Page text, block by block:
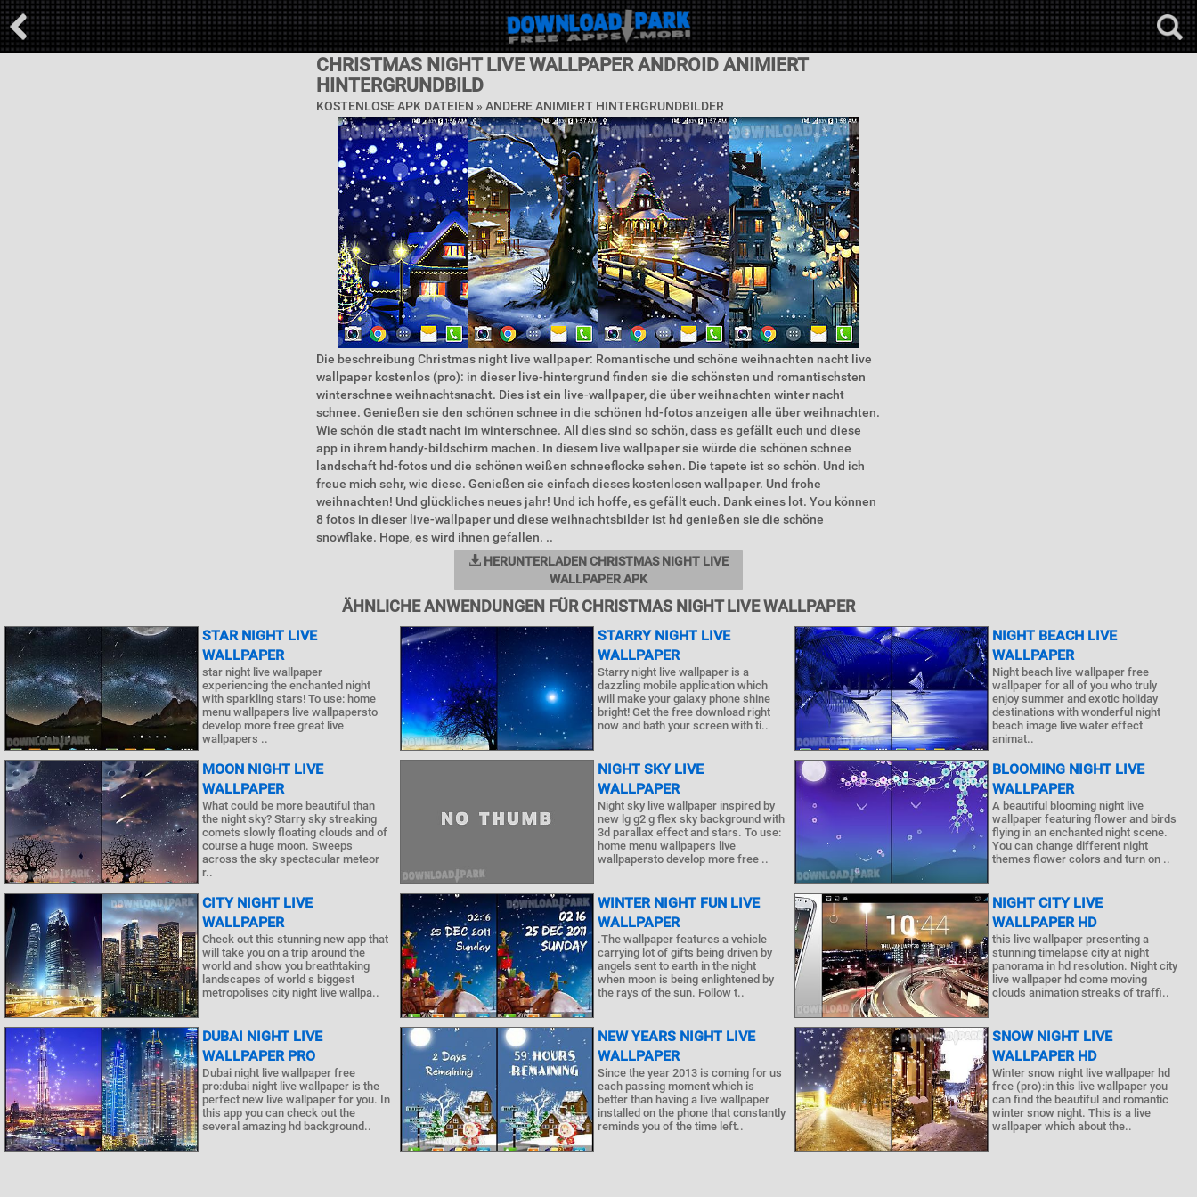
CHRISTMAS NIGHT LIVE WALLPAPER ANDROID ANIMIERT
HINTERGRUNDBILD
KOSTENLOSE APK DATEIEN » ANDERE ANIMIERT HINTERGRUNDBILDER
Die beschreibung Christmas night live wallpaper: Romantische und schöne weihnachten nacht live
wallpaper kostenlos (pro): in dieser live-hintergrund finden sie die schönsten und romantischsten
winterschnee weihnachtsnacht. Dies ist ein live-wallpaper, die über weihnachten winter nacht
schnee. Genießen sie den schönen schnee in die schönen hd-fotos anzeigen alle über weihnachten.
Wie schön die stadt nacht im winterschnee. All dies sind so schön, dass es gefällt euch und diese
app in ihrem handy-bildschirm machen. In diesem live wallpaper sie würde die schönen schnee
landschaft hd-fotos und die schönen weißen schneeflocke sehen. Die tapete ist so schön. Und ich
freue mich sehr, wie diese. Genießen sie einfach dieses kostenlosen wallpaper. Und frohe
weihnachten! Und glückliches neues jahr! Und ich hoffe, es gefällt euch. Dank eines lot. You können
8 fotos in dieser live-wallpaper und diese weihnachtsbilder ist hd genießen sie die schöne
snowflake. Hope, es wird ihnen gefallen. ..
HERUNTERLADEN CHRISTMAS NIGHT LIVE
WALLPAPER APK
ÄHNLICHE ANWENDUNGEN FÜR CHRISTMAS NIGHT LIVE WALLPAPER
STAR NIGHT LIVE
WALLPAPER
star night live wallpaper
experiencing the enchanted night
with sparkling stars! To use: home
menu wallpapers live wallpapersto
develop more free great live
wallpapers ..
STARRY NIGHT LIVE
WALLPAPER
Starry night live wallpaper is a
dazzling mobile application which
will make your galaxy phone shine
bright! Get the free download right
now and bath your screen with ti..
NIGHT BEACH LIVE
WALLPAPER
Night beach live wallpaper free
wallpaper for all of you who truly
enjoy summer and exotic holiday
destinations with wonderful night
beach image live water effect
animat..
MOON NIGHT LIVE
WALLPAPER
What could be more beautiful than
the night sky? Starry sky streaking
comets slowly floating clouds and of
course a huge moon. Sweeps
across the sky spectacular meteor
r..
NIGHT SKY LIVE
WALLPAPER
Night sky live wallpaper inspired by
new lg g2 g flex sky background with
3d parallax effect and stars. To use:
home menu wallpapers live
wallpapersto develop more free ..
BLOOMING NIGHT LIVE
WALLPAPER
A beautiful blooming night live
wallpaper featuring flower and birds
flying in an enchanted night scene.
You can change different night
themes flower colors and turn on ..
CITY NIGHT LIVE
WALLPAPER
Check out this stunning new app that
will take you on a trip around the
world and show you breathtaking
landscapes of world s biggest
metropolises city night live wallpa..
WINTER NIGHT FUN LIVE
WALLPAPER
.The wallpaper features a vehicle
carrying lot of gifts being driven by
angels sent to earth in the night
when moon is being enlightened by
the rays of the sun. Follow t..
NIGHT CITY LIVE
WALLPAPER HD
this live wallpaper presenting a
stunning timelapse city at night
panorama in hd resolution. Night city
live wallpaper hd come moving
clouds animation streaks of traffi..
DUBAI NIGHT LIVE
WALLPAPER PRO
Dubai night live wallpaper free
pro:dubai night live wallpaper is the
perfect new live wallpaper for you. In
this app you can check out the
several amazing hd background..
NEW YEARS NIGHT LIVE
WALLPAPER
Since the year 2013 is coming for us
each passing moment which is
better than having a live wallpaper
installed on the phone that constantly
reminds you of the time left..
SNOW NIGHT LIVE
WALLPAPER HD
Winter snow night live wallpaper hd
free (pro):in this live wallpaper you
can find the beautiful and romantic
winter snow night. This is a live
wallpaper which about the..